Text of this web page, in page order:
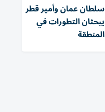
سلطان عمان وأمير قطر
يبحثان التطورات في
المنطقة